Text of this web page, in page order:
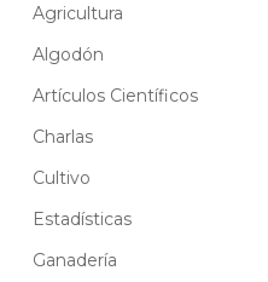
Agricultura
Algodón
Artículos Científicos
Charlas
Cultivo
Estadísticas
Ganadería